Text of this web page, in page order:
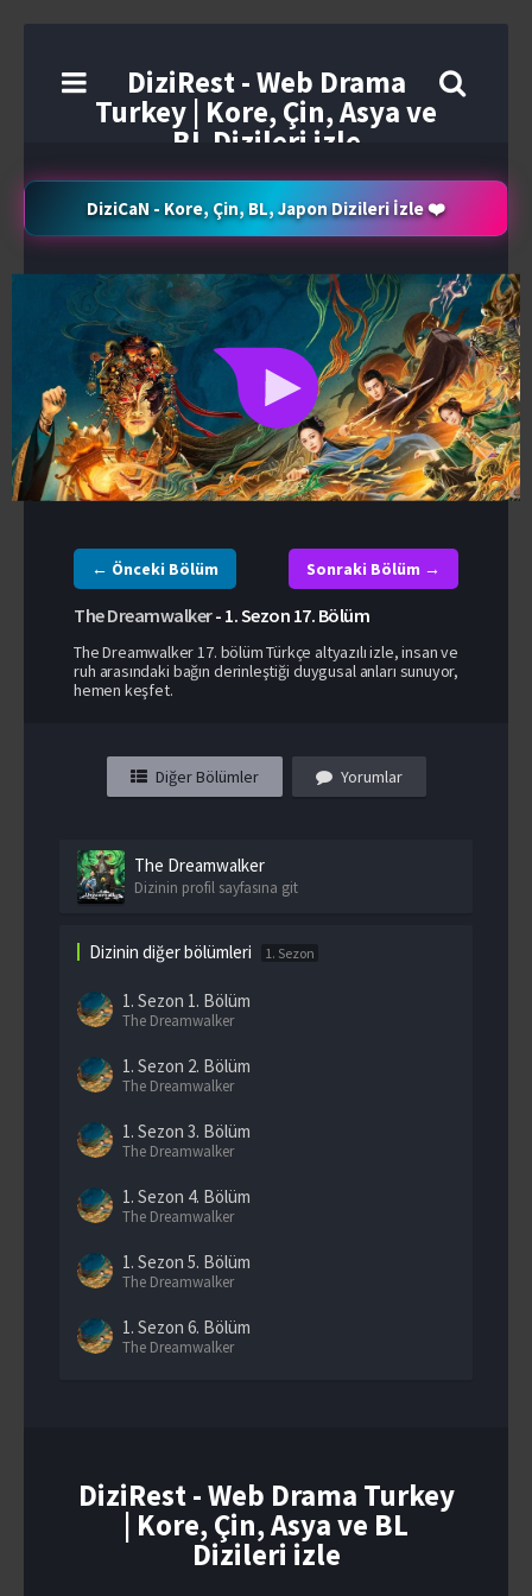
DiziRest - Web Drama
Turkey | Kore, Çin, Asya ve
BL Dizileri izle
DiziCaN - Kore, Çin, BL, Japon Dizileri İzle ❤️
← Önceki Bölüm Sonraki Bölüm →
The Dreamwalker- 1. Sezon 17. Bölüm
The Dreamwalker 17. bölüm Türkçe altyazılı izle, insan ve
ruh arasındaki bağın derinleştiği duygusal anları sunuyor,
hemen keşfet.
Diğer Bölümler Yorumlar
The Dreamwalker
Dizinin profil sayfasına git
Dizinin diğer bölümleri 1. Sezon
1. Sezon 1. Bölüm
The Dreamwalker
1. Sezon 2. Bölüm
The Dreamwalker
1. Sezon 3. Bölüm
The Dreamwalker
1. Sezon 4. Bölüm
The Dreamwalker
1. Sezon 5. Bölüm
The Dreamwalker
1. Sezon 6. Bölüm
The Dreamwalker
1. Sezon9. Bölüm
The Dreamwalker
DiziRest - Web Drama Turkey
| Kore, Çin, Asya ve BL
Dizileri izle